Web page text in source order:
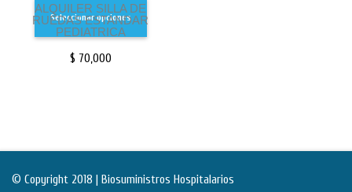
ALQUILER SILLA DE
RUEDAS ESTANDAR
PEDIATRICA
$ 70,000
Seleccionar opciones
© Copyright 2018 | Biosuministros Hospitalarios